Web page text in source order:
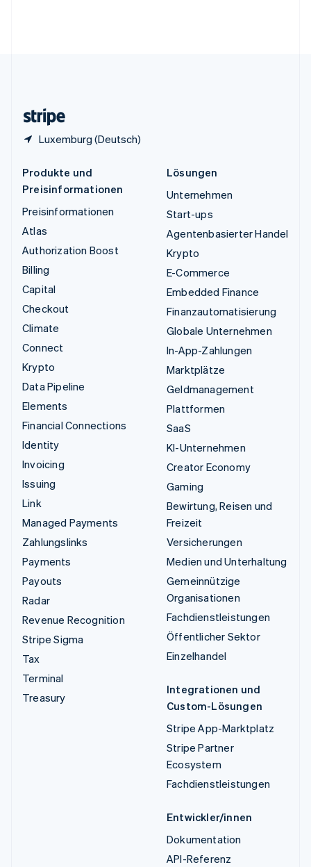
Luxemburg (Deutsch)
Produkte und
Preisinformationen
Preisinformationen
Atlas
Authorization Boost
Billing
Capital
Checkout
Climate
Connect
Krypto
Data Pipeline
Elements
Financial Connections
Identity
Invoicing
Issuing
Link
Managed Payments
Zahlungslinks
Payments
Payouts
Radar
Revenue Recognition
Stripe Sigma
Tax
Terminal
Treasury
Lösungen
Unternehmen
Start-ups
Agentenbasierter Handel
Krypto
E-Commerce
Embedded Finance
Finanzautomatisierung
Globale Unternehmen
In-App-Zahlungen
Marktplätze
Geldmanagement
Plattformen
SaaS
KI-Unternehmen
Creator Economy
Gaming
Bewirtung, Reisen und
Freizeit
Versicherungen
Medien und Unterhaltung
Gemeinnützige
Organisationen
Fachdienstleistungen
Öffentlicher Sektor
Einzelhandel
Integrationen und
Custom-Lösungen
Stripe App-Marktplatz
Stripe Partner
Ecosystem
Fachdienstleistungen
Entwickler/innen
Dokumentation
API-Referenz